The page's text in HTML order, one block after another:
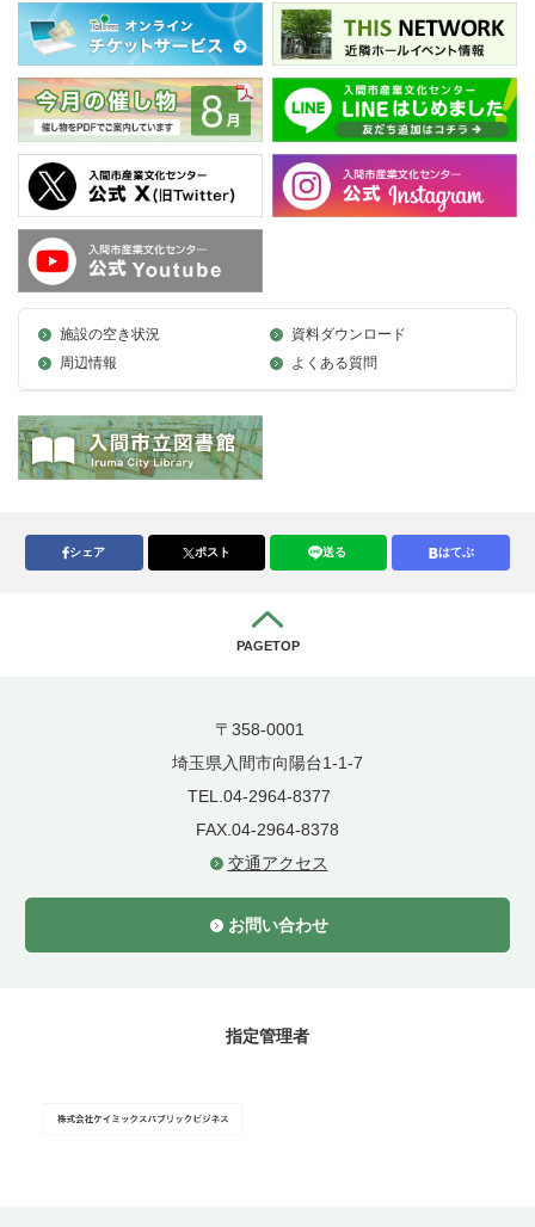
施設の空き状況
資料ダウンロード
周辺情報
よくある質問
シェア ポスト 送る はてぶ
PAGETOP
〒358-0001
埼玉県入間市向陽台1-1-7
TEL.04-2964-8377
FAX.04-2964-8378
交通アクセス
お問い合わせ
指定管理者